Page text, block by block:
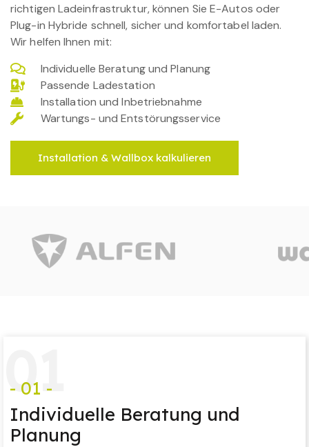
richtigen Ladeinfrastruktur, können Sie E-Autos oder
Plug-in Hybride schnell, sicher und komfortabel laden.
Wir helfen Ihnen mit:
Individuelle Beratung und Planung
Passende Ladestation
Installation und Inbetriebnahme
Wartungs- und Entstörungsservice
Installation & Wallbox kalkulieren
01
- 01 -
Individuelle Beratung und
Planung